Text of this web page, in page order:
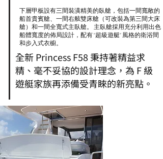
下層甲板設有三間裝潢精美的臥艙，包括一間寬敞的
船首貴賓艙、一間右舷雙床艙（可改裝為第三間大床
艙）和一間全寬式主臥艙。 主臥艙採用充分利用出色
船體寬度的佈局設計，配有 “超級遊艇” 風格的衛浴間
和步入式衣櫥。
全新 Princess F58 秉持著精益求
精、毫不妥協的設計理念，為 F 級
遊艇家族再添備受青睞的新亮點。